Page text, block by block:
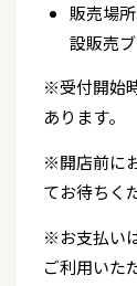
販売場
設販売
※受付開始
あります。
※開店前に
てお待ちく
※お支払い
ご利用いた